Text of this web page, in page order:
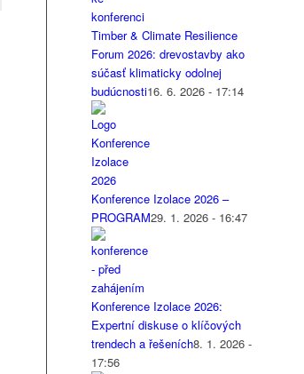
Timber & Climate Resilience
Forum 2026: drevostavby ako
súčasť klimaticky odolnej
budúcnosti16. 6. 2026 - 17:14
Konference Izolace 2026 –
PROGRAM29. 1. 2026 - 16:47
Konference Izolace 2026:
Expertní diskuse o klíčových
trendech a řešeních8. 1. 2026 -
17:56